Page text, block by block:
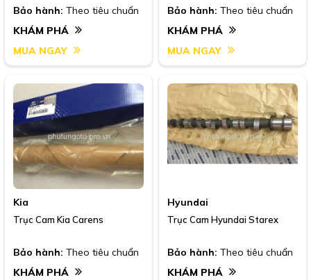
Bảo hành: Theo tiêu chuẩn
KHÁM PHÁ
MUA NGAY
Bảo hành: Theo tiêu chuẩn
KHÁM PHÁ
MUA NGAY
Kia
Trục Cam Kia Carens
Bảo hành: Theo tiêu chuẩn
KHÁM PHÁ
Hyundai
Trục Cam Hyundai Starex
Bảo hành: Theo tiêu chuẩn
KHÁM PHÁ